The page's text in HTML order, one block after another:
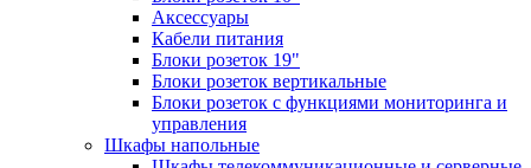
Аксессуары
Кабели питания
Блоки розеток 19"
Блоки розеток вертикальные
Блоки розеток с функциями мониторинга и
управления
Шкафы напольные